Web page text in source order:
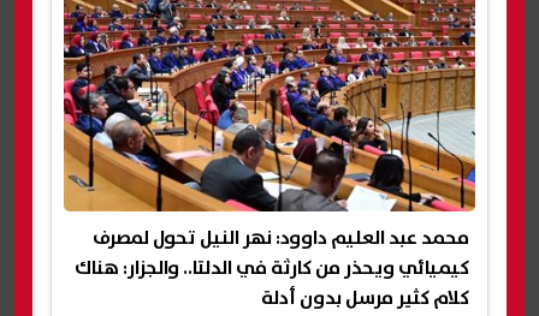
محمد عبد العليم داوود: نهر النيل تحول لمصرف
كيميائي ويحذر من كارثة في الدلتا.. والجزار: هناك
كلام كثير مرسل بدون أدلة